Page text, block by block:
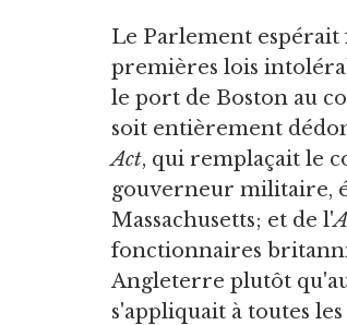
Le Parlement espérait
premières lois
le port de Boston au
soit entièrement
Act, qui remplaçait le
gouverneur militaire,
Massachusetts; et de l'
fonctionnaires
Angleterre plutôt
s'appliquait à toutes